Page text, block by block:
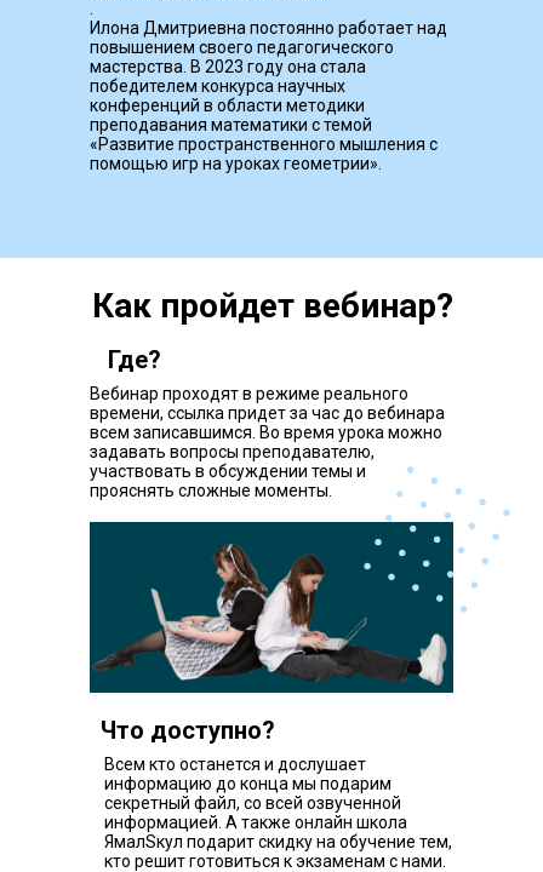
Илона Дмитриевна постоянно работает над
повышением своего педагогического
мастерства. В 2023 году она стала
победителем конкурса научных
конференций в области методики
преподавания математики с темой
«Развитие пространственного мышления с
помощью игр на уроках геометрии».
Как пройдет вебинар?
Где?
Вебинар проходят в режиме реального
времени, ссылка придет за час до вебинара
всем записавшимся. Во время урока можно
задавать вопросы преподавателю,
участвовать в обсуждении темы и
прояснять сложные моменты.
Что доступно?
Всем кто останется и дослушает
информацию до конца мы подарим
секретный файл, со всей озвученной
информацией. А также онлайн школа
ЯмалSкул подарит скидку на обучение тем,
кто решит готовиться к экзаменам с нами.